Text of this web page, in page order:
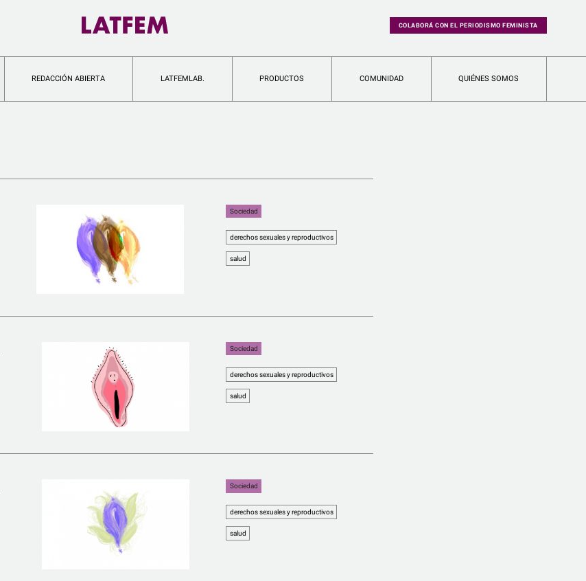
COLABORÁ CON EL PERIODISMO FEMINISTA
REDACCIÓN ABIERTA LATFEMLAB. PRODUCTOS COMUNIDAD QUIÉNES SOMOS
Sociedad
derechos sexuales y reproductivos
salud
Sociedad
derechos sexuales y reproductivos
salud
Sociedad
derechos sexuales y reproductivos
salud